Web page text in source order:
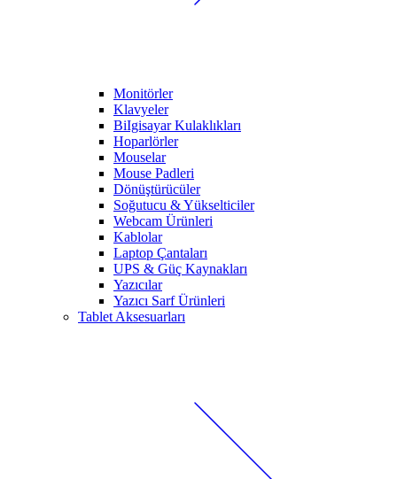
Monitörler
Klavyeler
BiIgisayar Kulaklıkları
Hoparlörler
Mouselar
Mouse Padleri
Dönüştürücüler
Soğutucu & Yükselticiler
Webcam Ürünleri
Kablolar
Laptop Çantaları
UPS & Güç Kaynakları
Yazıcılar
Yazıcı Sarf Ürünleri
Tablet Aksesuarları